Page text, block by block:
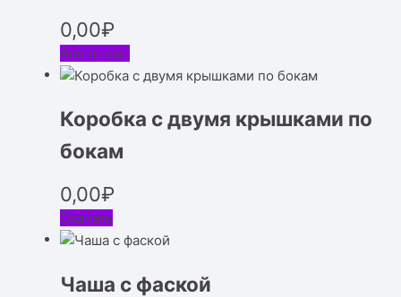
0,00₽
Add to cart
Коробка с двумя крышками по
бокам
0,00₽
Скачать
Чаша с фаской